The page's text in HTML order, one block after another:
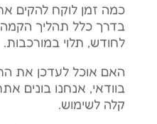
כמה זמן לוקח להקים
בדרך כלל תהליך הקמה
לחודש, תלוי במורכבות.
האם אוכל לעדכן את
בוודאי, אנחנו בונים
קלה לשימוש.